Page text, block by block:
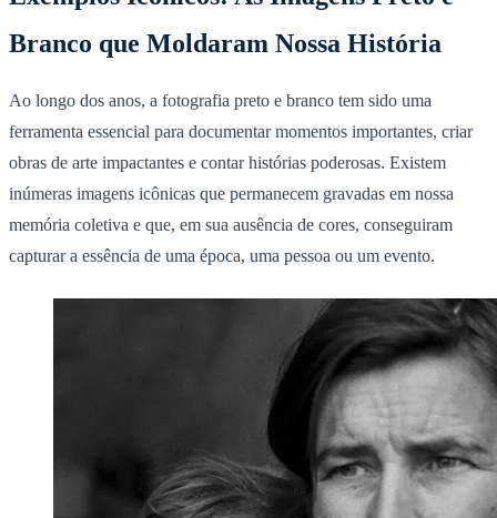
Branco que Moldaram Nossa História
Ao longo dos anos, a fotografia preto e branco tem sido uma
ferramenta essencial para documentar momentos importantes, criar
obras de arte impactantes e contar histórias poderosas. Existem
inúmeras imagens icônicas que permanecem gravadas em nossa
memória coletiva e que, em sua ausência de cores, conseguiram
capturar a essência de uma época, uma pessoa ou um evento.